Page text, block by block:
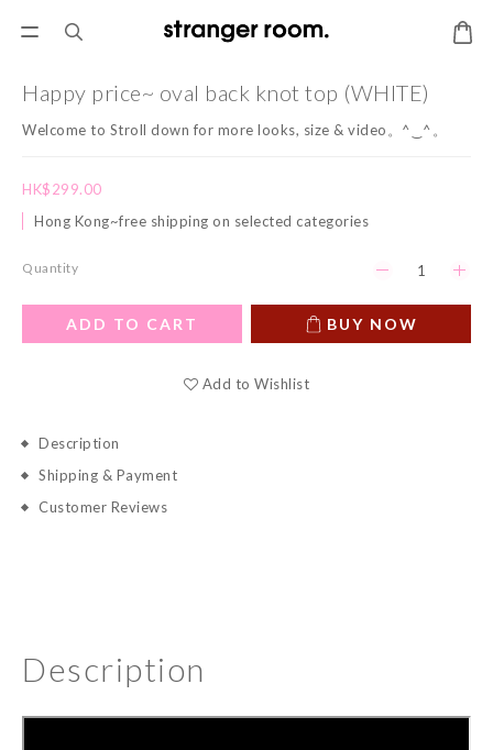
Happy price~ oval back knot top (WHITE)
Welcome to Stroll down for more looks, size & video。^‿^。
HK$299.00
Hong Kong~free shipping on selected categories
Quantity
ADD TO CART BUY NOW
Add to Wishlist
Description
Shipping & Payment
Customer Reviews
Description